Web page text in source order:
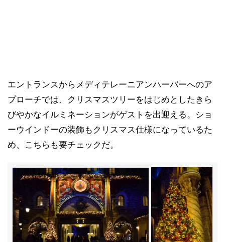
エントランスからメディテレーニアンハーバーへのア
プローチでは、クリスマスツリーをはじめとしたきら
びやかなイルミネーションがゲストを出迎える。ショ
ーウインドーの装飾もクリスマス仕様になっているた
め、こちらも要チェックだ。